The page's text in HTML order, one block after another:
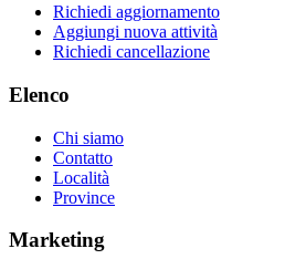
Richiedi aggiornamento
Aggiungi nuova attività
Richiedi cancellazione
Elenco
Chi siamo
Contatto
Località
Province
Marketing